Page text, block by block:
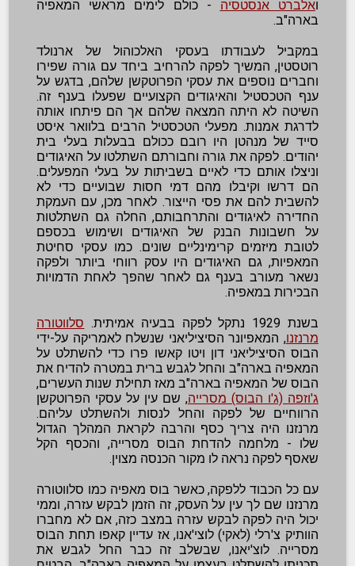
ואלברט אנסטסיה - כולם לימים מראשי המאפיה
בארה"ב.
במקביל לעבודתו בעסקי האלכוהול של ארנולד
רוטסטין, המשיך לפקה להרחיב ביחד עם גורה שפירו
וחברים נוספים את עסקי הפרוטקשן שלהם, בדגש על
ענף הטכסטיל והאיגודים הקצועיים שפעלו בענף זה.
השיטה לא היתה המצאה שלהם אך הם פיתחו אותה
לדרגת אמנות. מפעלי הטכסטיל הרבים בלוואר איסט
סייד של מנהטן היו רובם ככולם בבעלות בעלי בית
יהודים. לפקה את גורה וחבורתם השתלטו על האיגודים
וניצלו אותם כדי לאיים בשביתות על בעלי המפעלים.
הם דרשו וקיבלו מהם דמי חסות שבועיים כדי לא
להשבית להם את פסי הייצור. לאחר מכן, עם העמקת
החדירה לאיגודים והתרחבותם, החלה גם השתלטות
על חשבונות הבנק של האיגודים ושימוש בכספם
לטובת מיזמים קרימינליים שונים. כמו עסקי סחיטת
המאפיות, גם האיגודים היו עסק רווחי ביותר ולפקה
נשאר מעורב בענף גם לאחר שהפך לאחת הדמויות
הבכירות במאפיה.
בשנת 1929 נתקל לפקה בבעיה אמיתית.
סלווטורה
מרנזנו, המאפיונר הסיציליאני שנשלח לאמריקה על-ידי
הבוס הסיציליאני דון ויטו קאשו פרו כדי להשתלט על
המאפיה בארה"ב והחל לגבש ברית במטרה להדיח את
הבוס של המאפיה בארה"ב מאז תחילת שנות העשרים,
ג'וזפה (ג'ו הבוס) מסרייה, שם עין על עסקי הפרוטקשן
הרווחיים של לפקה והחל לנסות ולהשתלט עליהם.
מרנזנו היה צריך כסף והרבה לקראת המהלך הגדול
שלו - מלחמה להדחת הבוס מסרייה, והכסף הקל
שאסף לפקה נראה לו מקור הכנסה מצוין.
עם כל הכבוד ללפקה, כאשר בוס מאפיה כמו סלווטורה
מרנזנו שם לך עין על העסק, זה הזמן לבקש עזרה, וממי
יכול היה לפקה לבקש עזרה במצב כזה, אם לא מחברו
הוותיק צ'רלי (לאקי) לוצי'אנו, אז עדיין קאפו תחת הבוס
מסרייה. לוצ'יאנו, שבשלב זה כבר החל לגבש את